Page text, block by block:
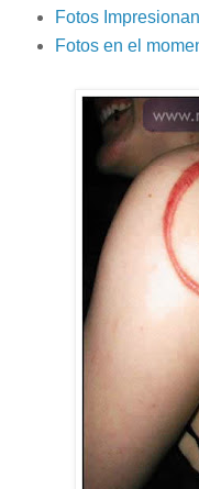
Fotos
Fotos en el